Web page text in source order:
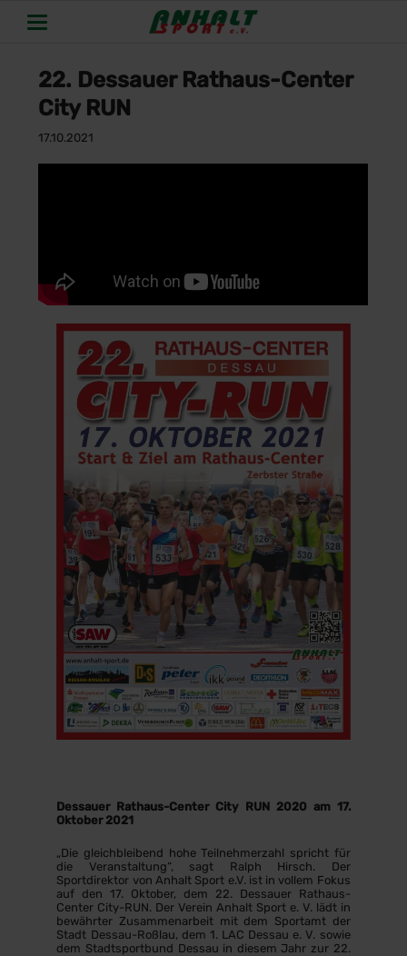
22. Dessauer Rathaus-Center
City RUN
17.10.2021
Dessauer Rathaus-Center City RUN 2020 am 17.
Oktober 2021
„Die gleichbleibend hohe Teilnehmerzahl spricht für
die Veranstaltung“, sagt Ralph Hirsch. Der
Sportdirektor von Anhalt Sport e.V. ist in vollem Fokus
auf den 17. Oktober, dem 22. Dessauer Rathaus-
Center City-RUN. Der Verein Anhalt Sport e. V. lädt in
bewährter Zusammenarbeit mit dem Sportamt der
Stadt Dessau-Roßlau, dem 1. LAC Dessau e. V. sowie
dem Stadtsportbund Dessau in diesem Jahr zur 22.